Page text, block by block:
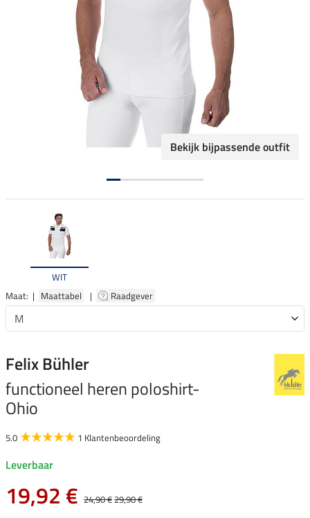
Bekijk bijpassende outfit
WIT
Maat: | Maattabel | Raadgever
Felix Bühler
functioneel heren poloshirt-
Ohio
5.0 1 Klantenbeoordeling
Leverbaar
19,92 € 24,90 €29,90 €